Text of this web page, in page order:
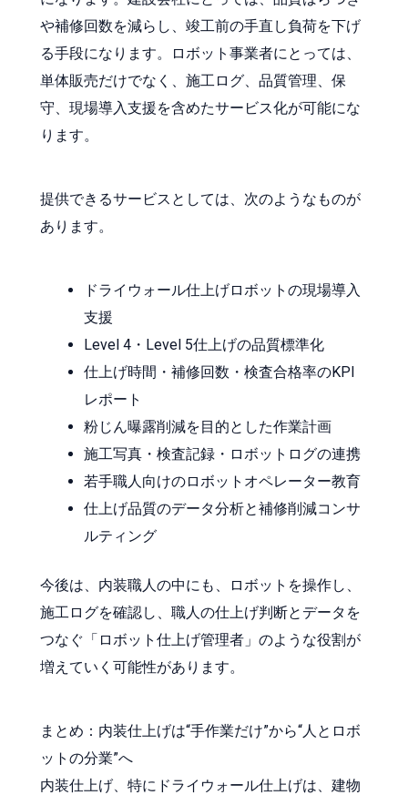
や補修回数を減らし、竣工前の手直し負荷を下げ
る手段になります。ロボット事業者にとっては、
単体販売だけでなく、施工ログ、品質管理、保
守、現場導入支援を含めたサービス化が可能にな
ります。
提供できるサービスとしては、次のようなものが
あります。
ドライウォール仕上げロボットの現場導入
支援
Level 4・Level 5仕上げの品質標準化
仕上げ時間・補修回数・検査合格率のKPI
レポート
粉じん曝露削減を目的とした作業計画
施工写真・検査記録・ロボットログの連携
若手職人向けのロボットオペレーター教育
仕上げ品質のデータ分析と補修削減コンサ
ルティング
今後は、内装職人の中にも、ロボットを操作し、
施工ログを確認し、職人の仕上げ判断とデータを
つなぐ「ロボット仕上げ管理者」のような役割が
増えていく可能性があります。
まとめ：内装仕上げは“手作業だけ”から“人とロボ
ットの分業”へ
内装仕上げ、特にドライウォール仕上げは、建物